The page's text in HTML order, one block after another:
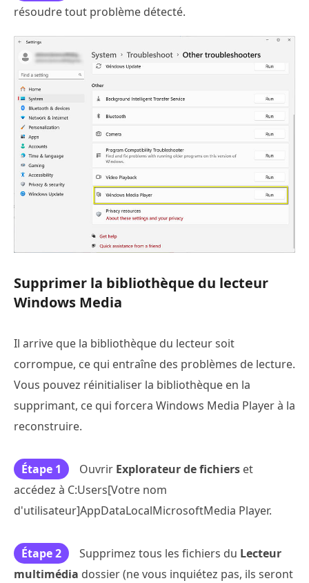
résoudre tout problème détecté.
Supprimer la bibliothèque du lecteur
Windows Media
Il arrive que la bibliothèque du lecteur soit
corrompue, ce qui entraîne des problèmes de lecture.
Vous pouvez réinitialiser la bibliothèque en la
supprimant, ce qui forcera Windows Media Player à la
reconstruire.
Étape 1 Ouvrir Explorateur de fichiers et
accédez à C:Users[Votre nom
d'utilisateur]AppDataLocalMicrosoftMedia Player.
Étape 2 Supprimez tous les fichiers du Lecteur
multimédia dossier (ne vous inquiétez pas, ils seront